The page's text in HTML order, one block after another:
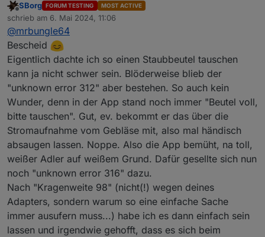
@mrbungle64
ecovacs-
deebot.0.info.autoEmptyStation.dust
BagFullsteht auffalse , ich habe aber eine
Meldung in der APP ihn zu tauschen ;)
Mein Test ob es daran liegt wird noch 2-3
Tage dauern, dann sollen die neuen Bags
kommen (und ausleeren ist ne staubige
Angelegenheit...)
Ok, alles klar
Offline
SBorg FORUM TESTING MOST ACTIVE
schrieb am 6. Mai 2024, 11:06
zuletzt editiert von
@mrbungle64
Bescheid
Eigentlich dachte ich so einen Staubbeutel tauschen
kann ja nicht schwer sein. Blöderweise blieb der
"unknown error 312" aber bestehen. So auch kein
Wunder, denn in der App stand noch immer "Beutel voll,
bitte tauschen". Gut, ev. bekommt er das über die
Stromaufnahme vom Gebläse mit, also mal händisch
absaugen lassen. Noppe. Also die App bemüht, na toll,
weißer Adler auf weißem Grund. Dafür gesellte sich nun
noch "unknown error 316" dazu.
Nach "Kragenweite 98" (nicht(!) wegen deines
Adapters, sondern warum so eine einfache Sache
immer ausufern muss...) habe ich es dann einfach sein
lassen und irgendwie gehofft, dass es sich beim